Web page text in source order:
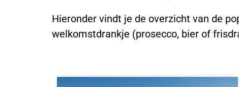
Hieronder vindt je de overzicht van de
welkomstdrankje (prosecco, bier of